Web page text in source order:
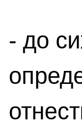
- до